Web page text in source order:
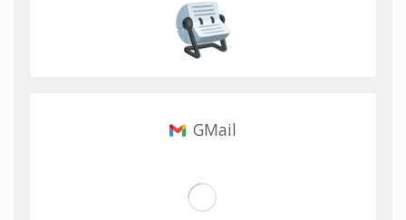
GMail